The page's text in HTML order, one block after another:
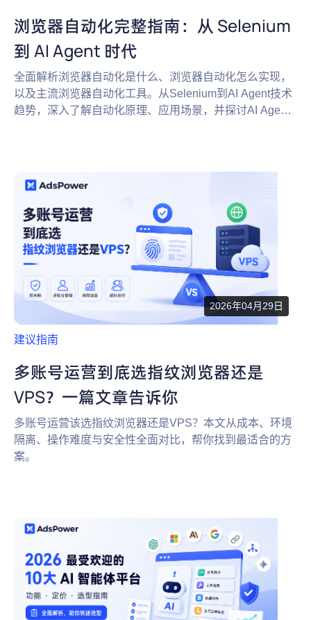
浏览器自动化完整指南：从 Selenium
到 AI Agent 时代
全面解析浏览器自动化是什么、浏览器自动化怎么实现，
以及主流浏览器自动化工具。从Selenium到AI Agent技术
趋势，深入了解自动化原理、应用场景，并探讨AI Agent
2026年04月29日
建议指南
多账号运营到底选指纹浏览器还是
VPS？一篇文章告诉你
多账号运营该选指纹浏览器还是VPS？本文从成本、环境
隔离、操作难度与安全性全面对比，帮你找到最适合的方
案。